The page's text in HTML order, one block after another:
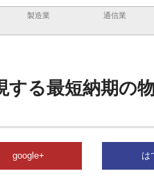
製造業 通信業
る最短納期の
google+ は